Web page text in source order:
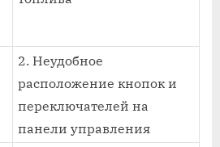
2. Неудобное
расположение кнопок и
переключателей на
панели управления